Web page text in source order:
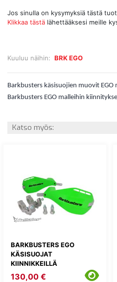
Kuuluu näihin: BRK EGO
Jos sinulla on kysymyksiä tästä
Klikkaa tästä lähettääksesi meille
Barkbusters käsisuojien muovit EGO
Barkbusters EGO malleihin
Katso myös:
BARKBUSTERS EGO
KÄSISUOJAT
KIINNIKKEILLÄ
130,00 €